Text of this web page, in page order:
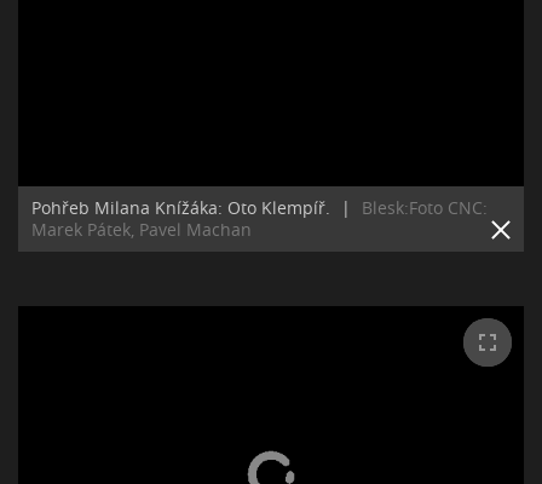
Pohřeb Milana Knížáka: Oto Klempíř. |
Blesk:Foto CNC:
Marek Pátek, Pavel Machan